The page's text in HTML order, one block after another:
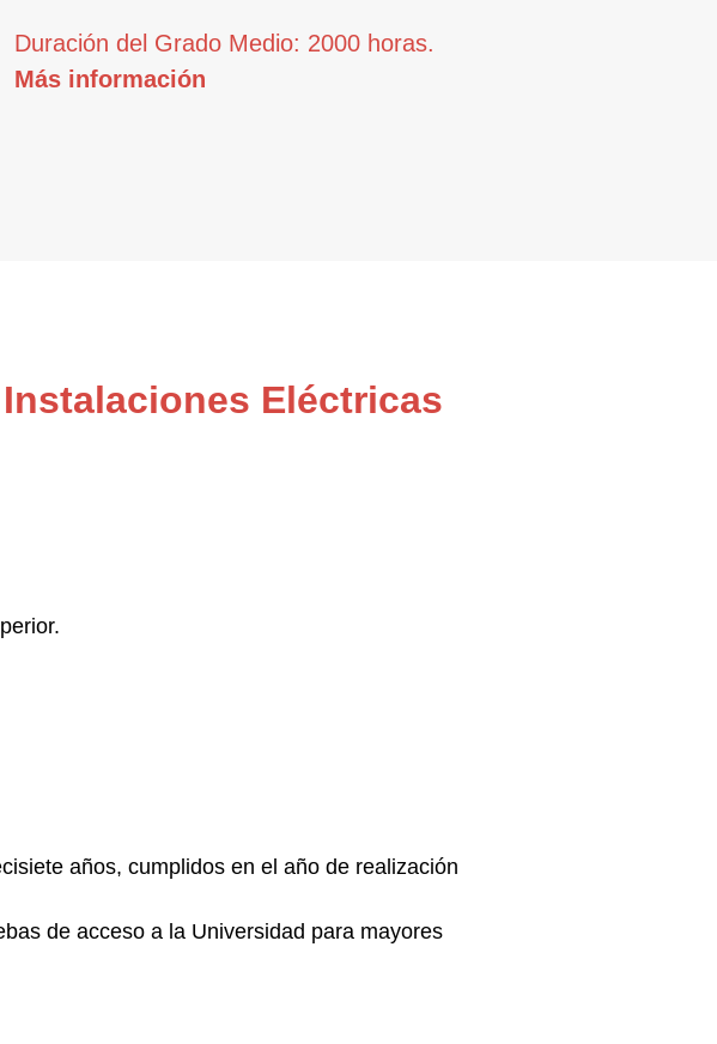
Duración del Grado Medio: 2000 horas.
Más información
Eléctricas
años, cumplidos en el año de realización
de acceso a la Universidad para mayores